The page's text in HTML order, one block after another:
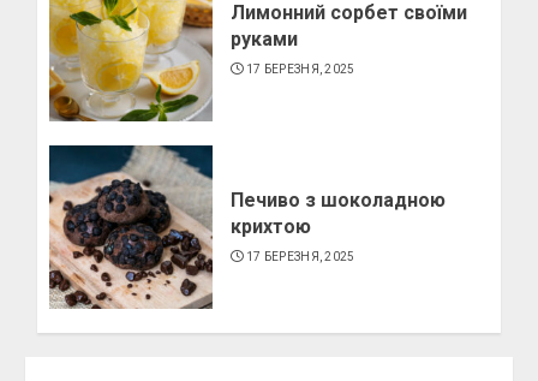
Лимонний сорбет своїми
руками
17 БЕРЕЗНЯ, 2025
Печиво з шоколадною
крихтою
17 БЕРЕЗНЯ, 2025